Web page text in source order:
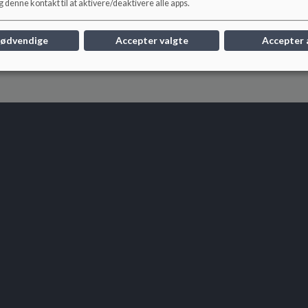
Det er også ledelsens pligt at deltage i ledermøder i
denne kontakt til at aktivere/deaktivere alle apps.
Accepter valgte Accepter